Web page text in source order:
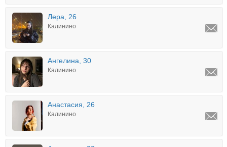
Лера, 26
Калинино
Ангелина, 30
Калинино
Анастасия, 26
Калинино